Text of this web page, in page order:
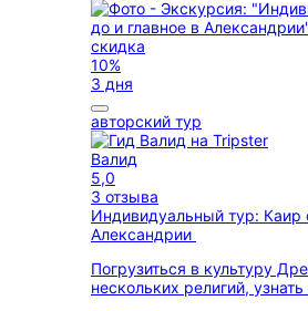
скидка
10%
3 дня
авторский тур
Валид
5,0
3 отзыва
Индивидуальный тур: Каир
Александрии
Погрузиться в культуру
нескольких религий,